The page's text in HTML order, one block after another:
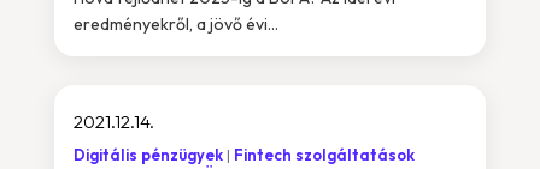
eredményekről, a jövő évi...
2021.12.14.
Digitális pénzügyek
Fintech szolgáltatások